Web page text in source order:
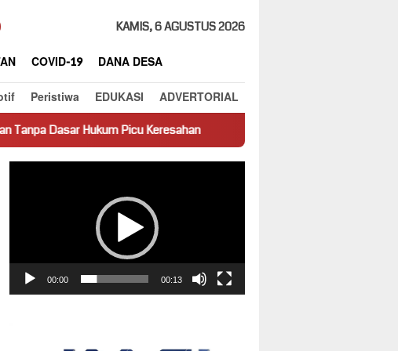
KAMIS, 6 AGUSTUS 2026
COVID-19
DANA DESA
Peristiwa EDUKASI ADVERTORIAL
Picu Keresahan Truk Miring Hambat Arus Lalu Lintas di Jalan
00:00 00:13